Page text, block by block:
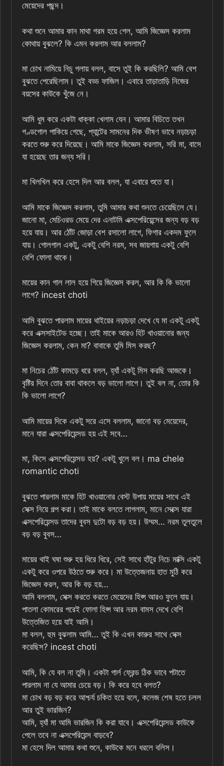
মেয়েদের পছন্দ।
কথা শুনে আমার কান মাথা গরম হয়ে গেল, আমি জিজ্ঞেস করলাম
কোথায় বুঝলে? কি এমন করলাম আর বললাম?
মা চোখ নামিয়ে নিচু গলায় বলল, বাসে তুই কি করছিলি? আমি বেশ
বুঝতে পেরেছিলাম। তুই বড্ড ফাজিল। এবারে তাড়াতাড়ি নিজের
বয়সের কাউকে খুঁজে নে।
আমি ধুম করে একটা ধাক্কা খেলাম যেন। আমার বিচিতে তখন
গণ্ডগোল পাকিয়ে গেছে, প্যান্টের সামনের দিক ভীষণ ভাবে নড়াচড়া
করতে শুরু করে দিয়েছে। আমি মাকে জিজ্ঞেস করলাম, সরি মা, বাসে
যা হয়েছে তার জন্য সরি।
মা খিলখিল করে হেসে দিল আর বলল, যা এবারে শুতে যা।
আমি মাকে জিজ্ঞেস করলাম, তুমি আমার কথা শুনতে চেয়েছিলে যে।
জানো মা, মেচিওরড মেয়ে দের এনাটমি এক্সপেরিয়েন্সের জন্য বড় বড়
হয়ে যায়। আর ঠোঁট জোড়া বেশ রসালো লাগে, ফিগার একদম ফুলে
যায়। গোলগাল একটু, একটু বেশি নরম, সব জায়গায় একটু বেশি
বেশি ফোলা থাকে।
মায়ের কান গাল লাল হয়ে গিয়ে জিজ্ঞেস করল, আর কি কি ভালো
লাগে? incest choti
আমি বুঝতে পারলাম মায়ের থাইয়ের নড়াচড়া দেখে যে মা একটু একটু
করে এক্সসাইটেড হচ্ছে। তাই মাকে আরও হিট খাওয়ানোর জন্য
জিজ্ঞেস করলাম, কেন মা? বাবাকে তুমি মিস করছ?
মা নিচের ঠোঁট কামড়ে ধরে বলল, হ্যাঁ একটু মিস করছি আজকে।
বৃষ্টির দিনে তোর বাবা থাকলে বড় ভালো লাগে। তুই বল না, তোর কি
কি ভালো লাগে?
আমি মায়ের দিকে একটু সরে এসে বললাম, জানো বড় মেয়েদের,
মানে যারা এক্সপেরিয়েন্সড হয় এই সবে…
মা, কিসে এক্সপেরিয়েন্সড হয়? একটু খুলে বল। ma chele
romantic choti
বুঝতে পারলাম মাকে হিট খাওয়ানোর বেস্ট উপায় মায়ের সাথে এই
সেক্স নিয়ে গল্প করা। তাই মাকে বলতে লাগলাম, মানে সেক্সে যারা
এক্সপেরিয়েন্সড তাদের বুবস দুটো বড় বড় হয়। উম্মম… নরম তুলতুলে
বড় বড় বুবস…
মায়ের থাই ঘষা শুরু হয় ধিরে ধিরে, সেই সাথে হাঁটুর নিচে মাক্সি একটু
একটু করে ওপরে উঠতে শুরু করে। মা উত্তেজনায় হাত মুঠি করে
জিজ্ঞেস করল, আর কি বড় হয়…
আমি বললাম, সেক্স করতে করতে মেয়েদের হিপ্স আরও ফুলে যায়।
পাতলা কোমরের পরেই ফোলা হিপ্স আর নরম বামস দেখে বেশি
উত্তেজিত হয়ে যাই আমি।
মা বলল, হুম বুঝলাম আমি… তুই কি এখন কারুর সাথে সেক্স
করেছিস? incest choti
আমি, কি যে বল না তুমি। একটা গার্ল ফ্রেন্ড ঠিক ভাবে পটাতে
পারলাম না যে আমার চেয়ে বড়। কি করে হবে বলত?
মা চোখ বড় বড় করে আশ্চর্য চকিত হয়ে বলে, কলেজ শেষ হতে চলল
আর তুই ভারজিন?
আমি, হ্যাঁ মা আমি ভারজিন কি করা যাবে। এক্সপেরিয়েন্সড কাউকে
পেলে তবে না এক্সপেরিয়েন্স বাড়বে?
মা হেসে দিল আমার কথা শুনে, কাউকে মনে ধরলে বলিস।